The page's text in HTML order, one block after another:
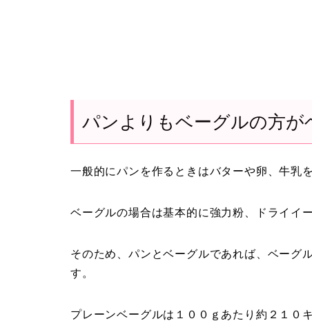
パンよりもベーグルの方が
一般的にパンを作るときはバターや卵、牛乳
ベーグルの場合は基本的に強力粉、ドライイ
そのため、パンとベーグルであれば、ベーグ
す。
プレーンベーグルは１００ｇあたり約２１０